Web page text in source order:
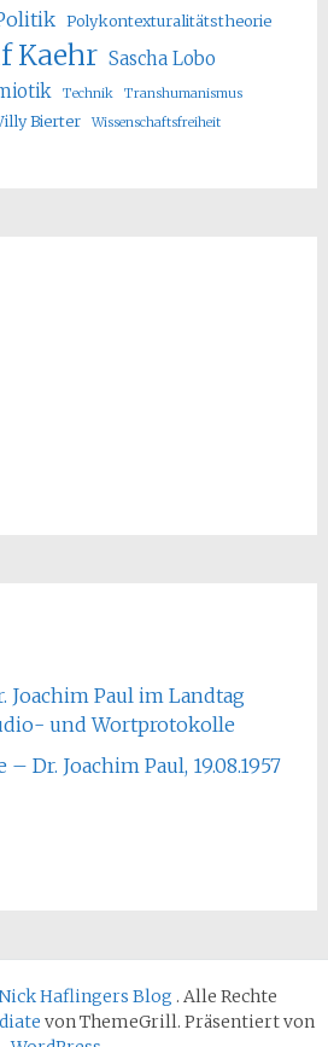
Polykontexturalitätstheorie
Kaehr Sascha Lobo
Technik
Transhumanismus
Bierter Wissenschaftsfreiheit
Joachim Paul im Landtag
und Wortprotokolle
Dr. Joachim Paul, 19.08.1957
Haflingers Blog . Alle Rechte
von ThemeGrill. Präsentiert von